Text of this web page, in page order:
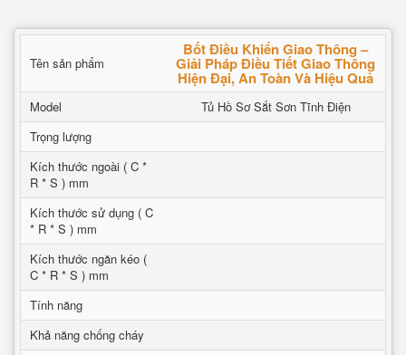
Tên sản phẩm
Bốt Điều Khiển Giao Thông –
Giải Pháp Điều Tiết Giao Thông
Hiện Đại, An Toàn Và Hiệu Quả
Model
Tủ Hồ Sơ Sắt Sơn Tĩnh Điện
Trọng lượng
Kích thước ngoài ( C *
R * S ) mm
Kích thước sử dụng ( C
* R * S ) mm
Kích thước ngăn kéo (
C * R * S ) mm
Tính năng
Khả năng chống cháy